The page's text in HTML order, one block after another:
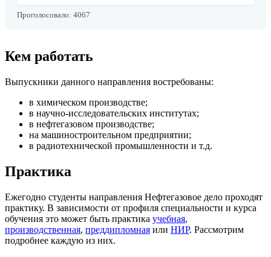
Проголосовало: 4067
Кем работать
Выпускники данного направления востребованы:
в химическом производстве;
в научно-исследовательских институтах;
в нефтегазовом производстве;
на машиностроительном предприятии;
в радиотехнической промышленности и т.д.
Практика
Ежегодно студенты направления Нефтегазовое дело проходят
практику. В зависимости от профиля специальности и курса
обучения это может быть практика учебная,
производственная, преддипломная или НИР. Рассмотрим
подробнее каждую из них.